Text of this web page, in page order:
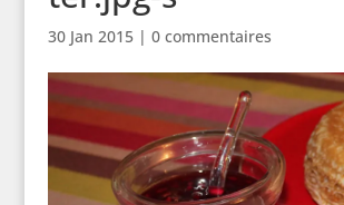
30 Jan 2015| 0 commentaires